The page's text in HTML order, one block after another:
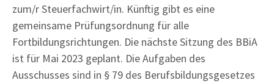
zum/r Steuerfachwirt/in. Künftig gibt es eine
gemeinsame Prüfungsordnung für alle
Fortbildungsrichtungen. Die nächste Sitzung des BBiA
ist für Mai 2023 geplant. Die Aufgaben des
Ausschusses sind in § 79 des Berufsbildungsgesetzes